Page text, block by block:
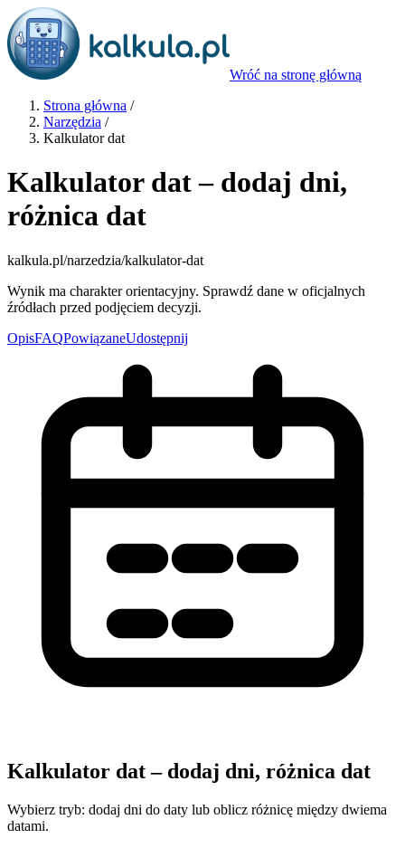
Wróć na stronę główną
Strona główna /
Narzędzia /
Kalkulator dat
Kalkulator dat – dodaj dni,
różnica dat
kalkula.pl/narzedzia/kalkulator-dat
Wynik ma charakter orientacyjny. Sprawdź dane w oficjalnych
źródłach przed podjęciem decyzji.
OpisFAQPowiązaneUdostępnij
Kalkulator dat – dodaj dni, różnica dat
Wybierz tryb: dodaj dni do daty lub oblicz różnicę między dwiema
datami.